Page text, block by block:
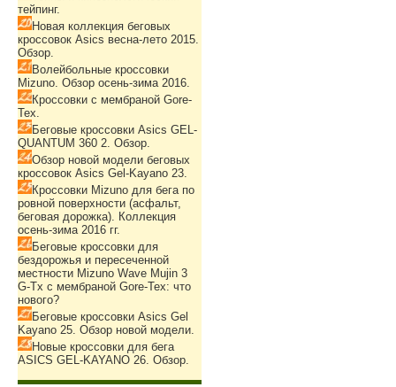
тейпинг.
Новая коллекция беговых
кроссовок Asics весна-лето 2015.
Обзор.
Волейбольные кроссовки
Mizuno. Обзор осень-зима 2016.
Кроссовки с мембраной Gore-
Tex.
Беговые кроссовки Asics GEL-
QUANTUM 360 2. Обзор.
Обзор новой модели беговых
кроссовок Asics Gel-Kayano 23.
Кроссовки Mizuno для бега по
ровной поверхности (асфальт,
беговая дорожка). Коллекция
осень-зима 2016 гг.
Беговые кроссовки для
бездорожья и пересеченной
местности Mizuno Wave Mujin 3
G-Tx с мембраной Gore-Tex: что
нового?
Беговые кроссовки Asics Gel
Kayano 25. Обзор новой модели.
Новые кроссовки для бега
ASICS GEL-KAYANO 26. Обзор.